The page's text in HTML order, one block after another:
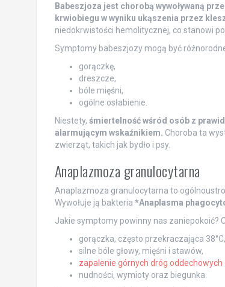
Babeszjoza jest chorobą wywoływaną
krwiobiegu w wyniku ukąszenia przez
niedokrwistości hemolitycznej, co stanowi
Symptomy babeszjozy mogą być
gorączkę,
dreszcze,
bóle mięśni,
ogólne osłabienie.
Niestety, śmiertelność wśród osób z
alarmującym wskaźnikiem. Choroba ta
zwierząt, takich jak bydło i psy.
Anaplazmoza granulocytarna
Anaplazmoza granulocytarna to
Wywołuje ją bakteria *Anaplasma
Jakie symptomy powinny nas zaniepokoić?
gorączka, często przekraczająca 38°C,
silne bóle głowy, mięśni i stawów,
zapalenie górnych dróg oddechowych
nudności, wymioty oraz biegunka.